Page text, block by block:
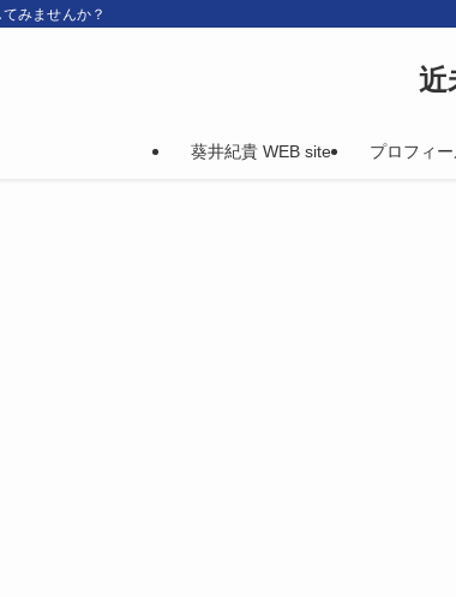
みませんか？
近
葵井紀貴 WEB site プロフィー